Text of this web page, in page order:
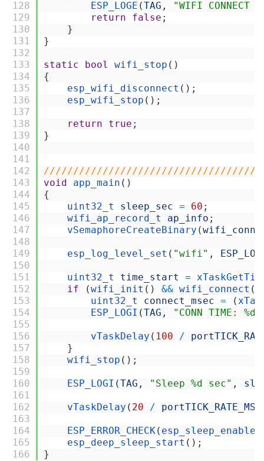
128
129
130
131
132
133
134
135
136
137
138
139
140
141
142
143
144
145
146
147
148
149
150
151
152
153
154
155
156
157
158
159
160
161
162
163
164
165
166
ESP_LOGE (TAG ,
"WIFI CONNECT
return
false ;
}
}
static bool wifi_stop ( )
{
esp_wifi_disconnect ( ) ;
esp_wifi_stop ( ) ;
return true ;
}
void
app_main ( )
{
uint32_t sleep_sec = 60 ;
wifi_ap_record_t ap_info ;
vSemaphoreCreateBinary (
esp_log_level_set ( "wifi" ,
uint32_t time_start =
if
(wifi_init ( ) && wifi_connect (
uint32_t connect_msec = (
ESP_LOGI (TAG , "CONN TIME: %d
vTaskDelay ( 100 /
}
wifi_stop ( ) ;
ESP_LOGI (TAG , "Sleep %d sec" ,
vTaskDelay ( 20 / portTICK_RATE_MS
ESP_ERROR_CHECK(
esp_deep_sleep_start ( ) ;
}